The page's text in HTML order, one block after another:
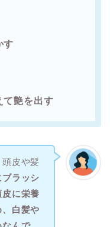
す
て艶を出す
皮や髪
ブラッシ
に栄養
白髪や